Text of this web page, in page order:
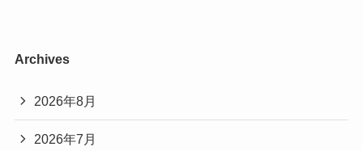
Archives
2026年8月
2026年7月